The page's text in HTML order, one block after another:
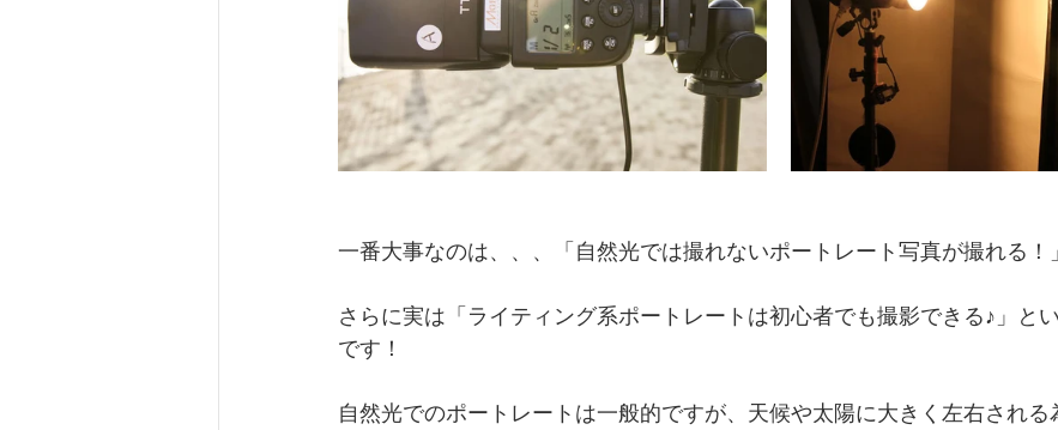
一番大事なのは、、、「自然光では撮れないポートレート写真が撮れる！
さらに実は「ライティング系ポートレートは初心者でも撮影できる♪」と
です！
自然光でのポートレートは一般的ですが、天候や太陽に大きく左右される